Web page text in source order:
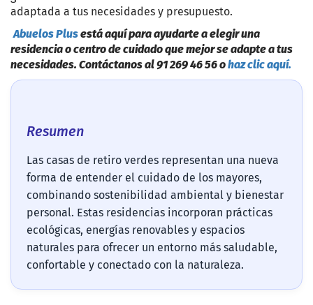
adaptada a tus necesidades y presupuesto.
Abuelos Plusestá aquí para ayudarte a elegir una
residencia o centro de cuidado que mejor se adapte a tus
necesidades. Contáctanos al 91 269 46 56 ohaz clic aquí.
Resumen
Las casas de retiro verdes representan una nueva
forma de entender el cuidado de los mayores,
combinando sostenibilidad ambiental y bienestar
personal. Estas residencias incorporan prácticas
ecológicas, energías renovables y espacios
naturales para ofrecer un entorno más saludable,
confortable y conectado con la naturaleza.